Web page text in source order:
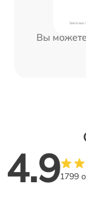
Вы
4.91799